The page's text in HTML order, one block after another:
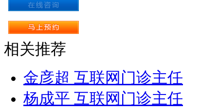
相关推荐
金彦超 互联网门诊主任
杨成平 互联网门诊主任